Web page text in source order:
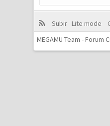
Subir Lite mode
MEGAMU Team - Forum